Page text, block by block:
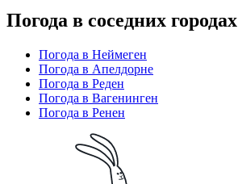
Погода в соседних городах
Погода в Неймеген
Погода в Апелдорне
Погода в Реден
Погода в Вагенинген
Погода в Ренен